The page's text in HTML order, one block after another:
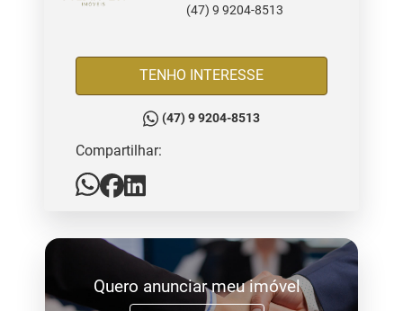
(47) 9 9204-8513
TENHO INTERESSE
(47) 9 9204-8513
Compartilhar:
Quero anunciar meu imóvel